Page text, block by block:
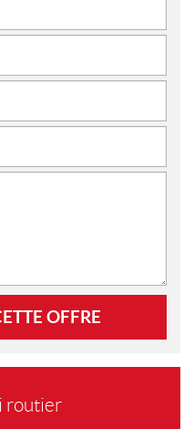
OFFRE
routier